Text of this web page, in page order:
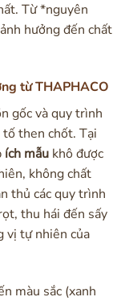
Từ *nguyên
hưởng đến chất
từ THAPHACO
gốc và quy trình
tố then chốt. Tại
ích mẫu khô được
không chất
thủ các quy trình
thu hái đến sấy
vị tự nhiên của
màu sắc (xanh